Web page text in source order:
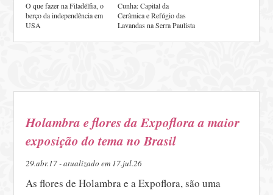
O que fazer na Filadélfia, o
berço da independência em
USA
Cunha: Capital da
Cerâmica e Refúgio das
Lavandas na Serra Paulista
Holambra e flores da Expoflora a maior
exposição do tema no Brasil
29.abr.17 - atualizado em 17.jul.26
As flores de Holambra e a Expoflora, são uma